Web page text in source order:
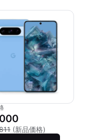
ビッシュ品の価格：
(新品価格)